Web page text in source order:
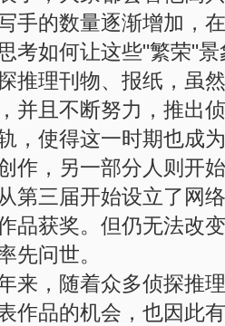
手的数量逐渐增加，
考如何让这些"繁荣"
推理刊物、报纸，虽
并且不断努力，推出
，使得这一时期也成
作，另一部分人则开
第三届开始设立了网
品获奖。但仍无法改
先问世。
，随着众多侦探推理
作品的机会，也因此